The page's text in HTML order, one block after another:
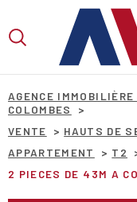
recherche
au
principal
au
AGENCE
COLOMBES
VENTE
HAUTS DE
APPARTEMENT
T2
2 PIECES DE 43M A